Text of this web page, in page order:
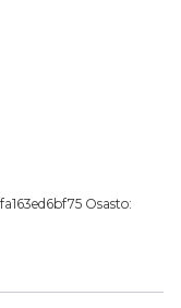
määrä
Osasto: